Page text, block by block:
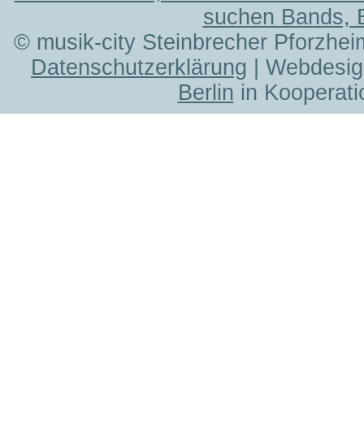
suchen Bands,
© musik-city Steinbrecher
Datenschutzerklärung |
Berlin in